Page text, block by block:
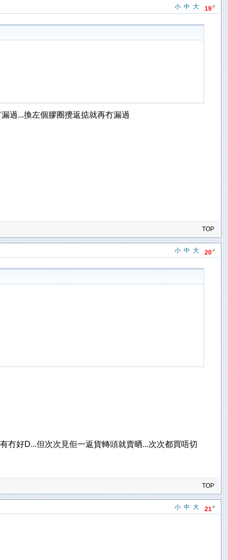
19#
大
中
小
過...換左個膠圈攪返掂就再冇漏過
TOP
20#
大
中
小
冇好D...但次次見佢一返貨轉頭就賣晒...次次都買唔切
TOP
21#
大
中
小